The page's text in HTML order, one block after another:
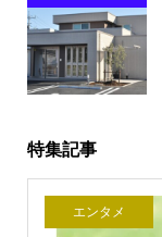
特集記事
エンタメ